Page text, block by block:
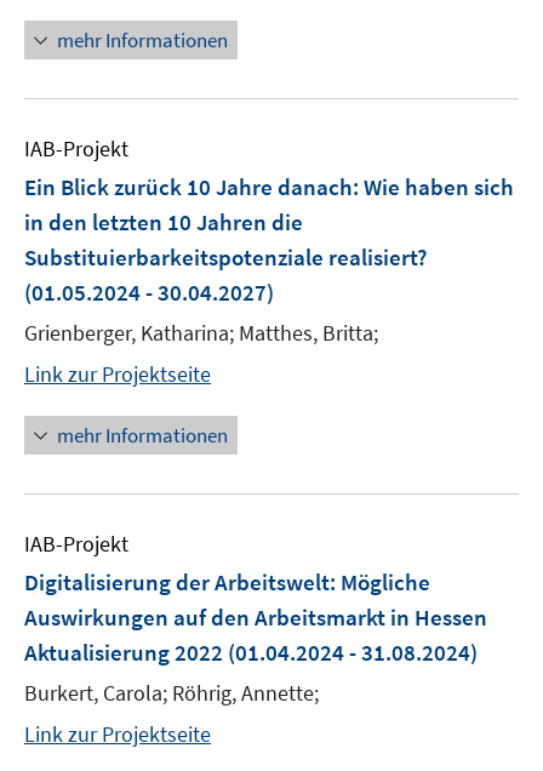
mehr Informationen
IAB-Projekt
Ein Blick zurück 10 Jahre danach: Wie haben sich
in den letzten 10 Jahren die
Substituierbarkeitspotenziale realisiert?
(01.05.2024 - 30.04.2027)
Grienberger, Katharina; Matthes, Britta;
Link zur Projektseite
mehr Informationen
IAB-Projekt
Digitalisierung der Arbeitswelt: Mögliche
Auswirkungen auf den Arbeitsmarkt in Hessen
Aktualisierung 2022 (01.04.2024 - 31.08.2024)
Burkert, Carola; Röhrig, Annette;
Link zur Projektseite